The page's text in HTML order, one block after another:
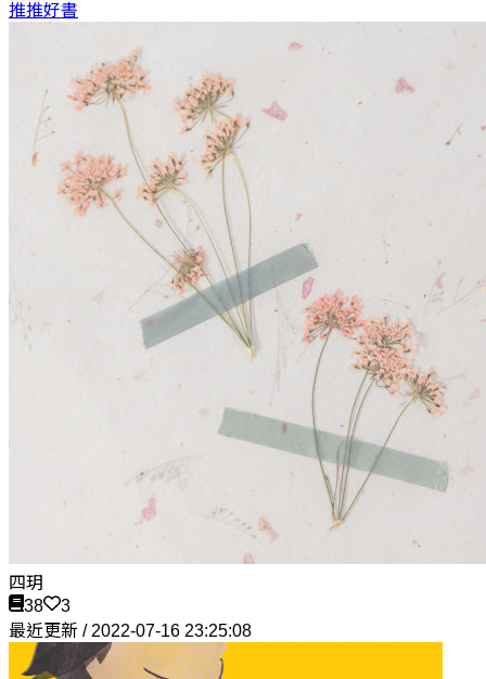
推推好書
四玥
38
3
最近更新 / 2022-07-16 23:25:08